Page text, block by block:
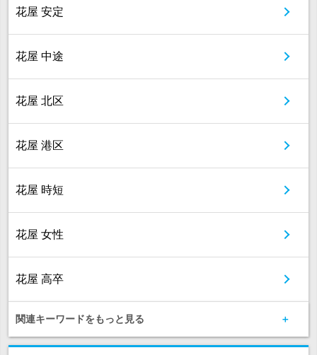
花屋 安定
花屋 中途
花屋 北区
花屋 港区
花屋 時短
花屋 女性
花屋 高卒
関連キーワードをもっと見る